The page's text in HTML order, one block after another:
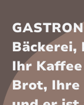
Bäckerei,
Ihr
Brot, Ihre